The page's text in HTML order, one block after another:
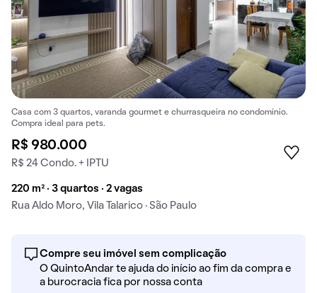
Casa com 3 quartos, varanda gourmet e churrasqueira no condomínio.
Compra ideal para pets.
R$ 980.000
R$ 24 Condo. + IPTU
220 m² · 3 quartos · 2 vagas
Rua Aldo Moro, Vila Talarico · São Paulo
Compre seu imóvel sem complicação
O QuintoAndar te ajuda do início ao fim da compra e
a burocracia fica por nossa conta